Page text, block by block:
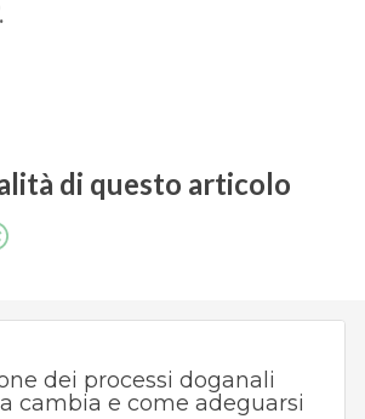
di questo articolo
dei processi doganali
cambia e come adeguarsi